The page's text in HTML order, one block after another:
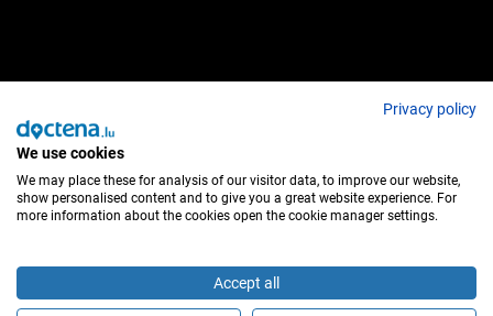
Privacy policy
We use cookies
We may place these for analysis of our visitor data, to improve our website,
show personalised content and to give you a great website experience. For
more information about the cookies open the cookie manager settings.
Accept all